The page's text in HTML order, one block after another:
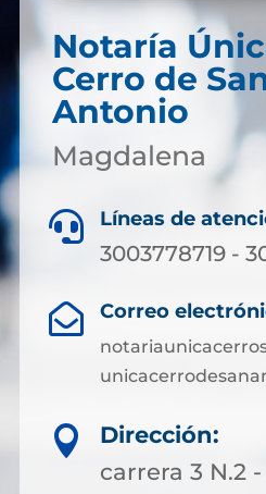
Notaría
Cerro de
Antonio
Magdalena
 Líneas de
3003778719 -
 Correo

Dirección:
carrera 3 N.2